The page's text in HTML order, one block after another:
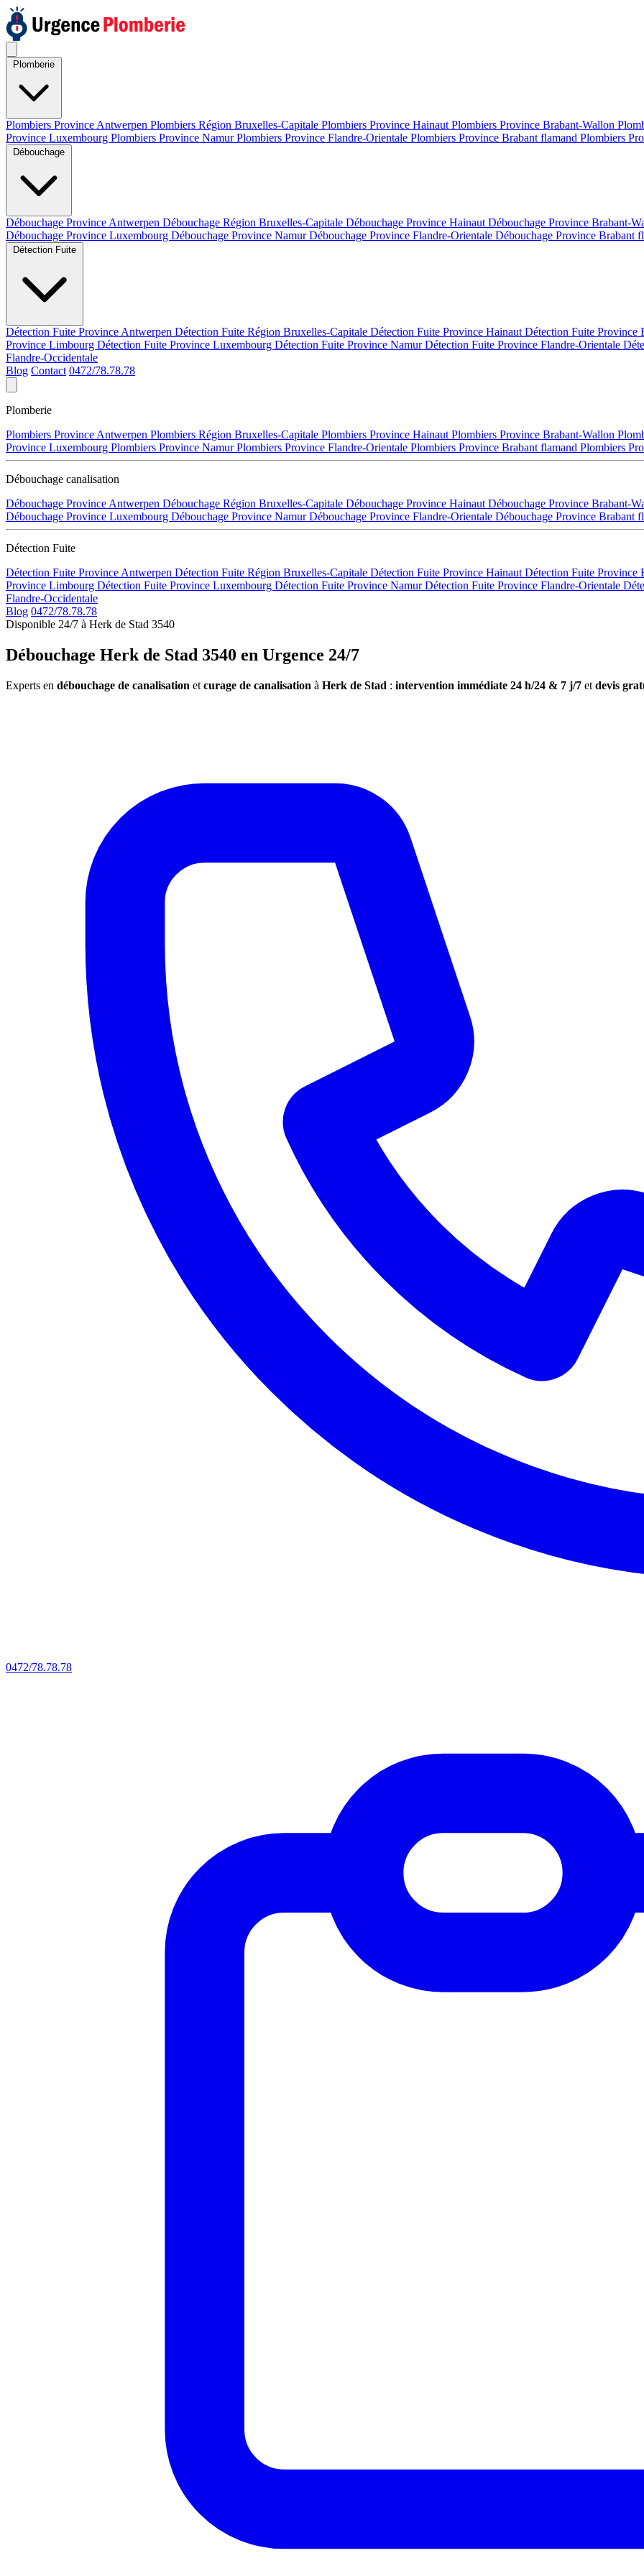
Plombiers Province Antwerpen Plombiers Région Bruxelles-Capitale Plombiers Province Hainaut Plombiers Province Brabant-Wallon
Province Luxembourg Plombiers Province NamurPlombiers Province Flandre-Orientale Plombiers Province Brabant flamand Plombiers
Débouchage Province Antwerpen Débouchage Région Bruxelles-Capitale Débouchage Province Hainaut Débouchage Province Brabant-
Débouchage Province Luxembourg Débouchage Province NamurDébouchage Province Flandre-Orientale Débouchage Province Brabant
Détection Fuite Province Antwerpen Détection Fuite Région Bruxelles-Capitale Détection Fuite Province Hainaut Détection Fuite Province
Province Limbourg Détection Fuite Province Luxembourg Détection Fuite Province NamurDétection Fuite Province Flandre-Orientale
Flandre-Occidentale
Blog Contact 0472/78.78.78
Plomberie
Plombiers Province Antwerpen Plombiers Région Bruxelles-Capitale Plombiers Province Hainaut Plombiers Province Brabant-Wallon
Province Luxembourg Plombiers Province NamurPlombiers Province Flandre-Orientale Plombiers Province Brabant flamand Plombiers
Débouchage canalisation
Débouchage Province Antwerpen Débouchage Région Bruxelles-Capitale Débouchage Province Hainaut Débouchage Province Brabant-
Débouchage Province Luxembourg Débouchage Province NamurDébouchage Province Flandre-Orientale Débouchage Province Brabant
Détection Fuite
Détection Fuite Province Antwerpen Détection Fuite Région Bruxelles-Capitale Détection Fuite Province Hainaut Détection Fuite Province
Province Limbourg Détection Fuite Province Luxembourg Détection Fuite Province NamurDétection Fuite Province Flandre-Orientale
Flandre-Occidentale
Blog 0472/78.78.78
Disponible 24/7 à Herk de Stad 3540
Débouchage Herk de Stad 3540 en Urgence 24/7
Experts en débouchage de canalisation et curage de canalisation à Herk de Stad : intervention immédiate 24 h/24 & 7 j/7 et devis
0472/78.78.78